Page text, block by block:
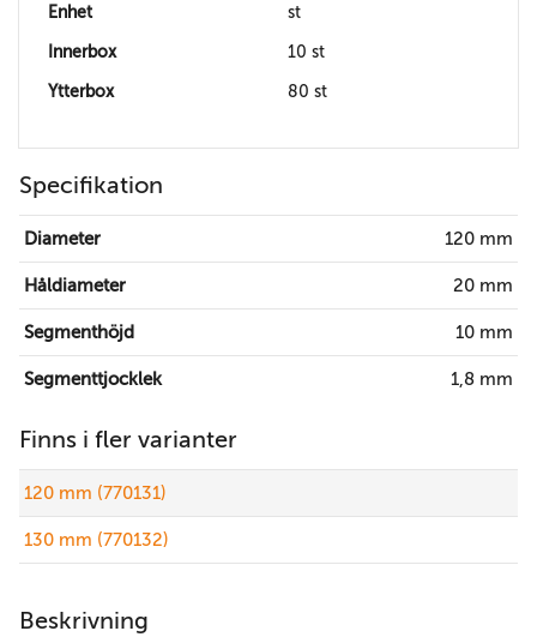
Enhet st
Innerbox 10 st
Ytterbox 80 st
Specifikation
Diameter 120 mm
Håldiameter 20 mm
Segmenthöjd 10 mm
Segmenttjocklek 1,8 mm
Finns i fler varianter
120 mm (770131)
130 mm (770132)
Beskrivning